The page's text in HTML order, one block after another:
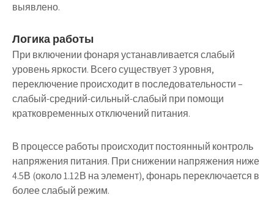
выявлено.
Логика работы
При включении фонаря устанавливается слабый
уровень яркости. Всего существует 3 уровня,
переключение происходит в последовательности –
слабый-средний-сильный-слабый при помощи
кратковременных отключений питания.
В процессе работы происходит постоянный контроль
напряжения питания. При снижении напряжения ниже
4.5В (около 1.12В на элемент), фонарь переключается в
более слабый режим.